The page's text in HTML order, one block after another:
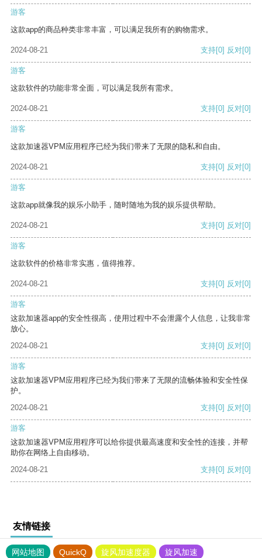
游客
这款app的商品种类非常丰富，可以满足我所有的购物需求。
2024-08-21 支持[0] 反对[0]
游客
这款软件的功能非常全面，可以满足我所有需求。
2024-08-21 支持[0] 反对[0]
游客
这款加速器VPM应用程序已经为我们带来了无限的隐私和自由。
2024-08-21 支持[0] 反对[0]
游客
这款app就像我的娱乐小助手，随时随地为我的娱乐提供帮助。
2024-08-21 支持[0] 反对[0]
游客
这款软件的价格非常实惠，值得推荐。
2024-08-21 支持[0] 反对[0]
游客
这款加速器app的安全性很高，使用过程中不会泄露个人信息，让我非常
放心。
2024-08-21
支持[0] 反对[0]
游客
这款加速器VPM应用程序已经为我们带来了无限的流畅体验和安全性保
护。
2024-08-21
支持[0] 反对[0]
游客
这款加速器VPM应用程序可以给你提供最高速度和安全性的连接，并帮
助你在网络上自由移动。
2024-08-21
支持[0] 反对[0]
友情链接
网站地图 QuickQ 旋风加速度器
旋风加速